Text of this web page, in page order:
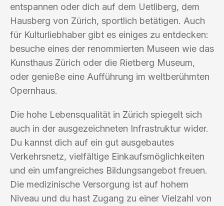
entspannen oder dich auf dem Uetliberg, dem
Hausberg von Zürich, sportlich betätigen. Auch
für Kulturliebhaber gibt es einiges zu entdecken:
besuche eines der renommierten Museen wie das
Kunsthaus Zürich oder die Rietberg Museum,
oder genieße eine Aufführung im weltberühmten
Opernhaus.
Die hohe Lebensqualität in Zürich spiegelt sich
auch in der ausgezeichneten Infrastruktur wider.
Du kannst dich auf ein gut ausgebautes
Verkehrsnetz, vielfältige Einkaufsmöglichkeiten
und ein umfangreiches Bildungsangebot freuen.
Die medizinische Versorgung ist auf hohem
Niveau und du hast Zugang zu einer Vielzahl von